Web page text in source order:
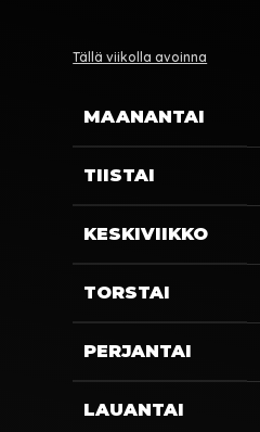
Tällä viikolla avoinna
MAANANTAI
TIISTAI
KESKIVIIKKO
TORSTAI
PERJANTAI
LAUANTAI